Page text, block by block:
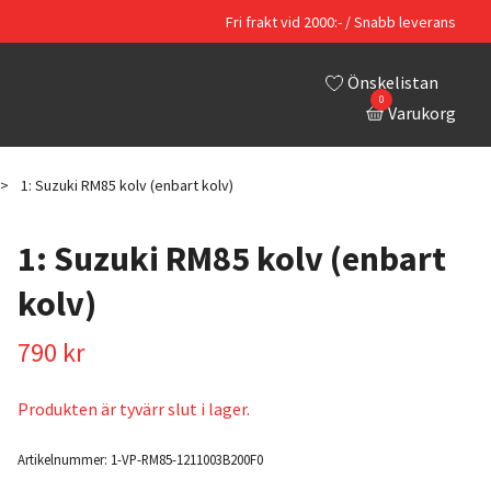
Fri frakt vid 2000:- / Snabb leverans
Önskelistan
0
Varukorg
1: Suzuki RM85 kolv (enbart kolv)
1: Suzuki RM85 kolv (enbart
kolv)
790 kr
Produkten är tyvärr slut i lager.
Artikelnummer: 1-VP-RM85-1211003B200F0